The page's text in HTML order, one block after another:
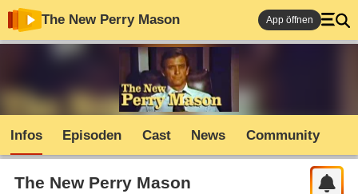
The New Perry Mason App öffnen
Infos Episoden Cast News Community
The New Perry Mason